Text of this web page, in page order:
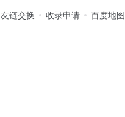
友链交换 收录申请 百度地图